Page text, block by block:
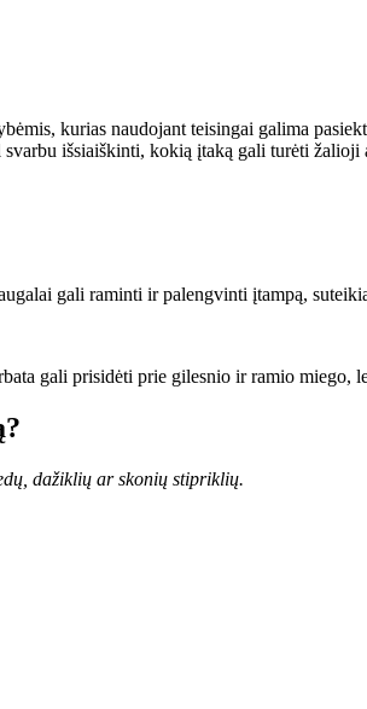
kurias naudojant teisingai galima
išsiaiškinti, kokią įtaką gali turėti žalioji
gali raminti ir palengvinti įtampą,
gali prisidėti prie gilesnio ir ramio miego,
dažiklių ar skonių stipriklių.